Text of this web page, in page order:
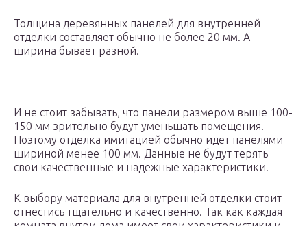
Толщина деревянных панелей для внутренней
отделки составляет обычно не более 20 мм. А
ширина бывает разной.
И не стоит забывать, что панели размером выше 100-
150 мм зрительно будут уменьшать помещения.
Поэтому отделка имитацией обычно идет панелями
шириной менее 100 мм. Данные не будут терять
свои качественные и надежные характеристики.
К выбору материала для внутренней отделки стоит
отнестись тщательно и качественно. Так как каждая